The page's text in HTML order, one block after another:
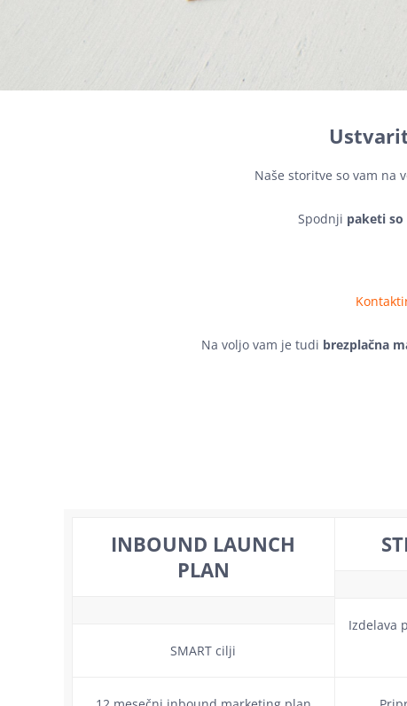
Naše storitve so vam na
Spodnji paketi
Na voljo vam je tudi brezplačna
INBOUND LAUNCH
PLAN
SMART cilji
Izdelava